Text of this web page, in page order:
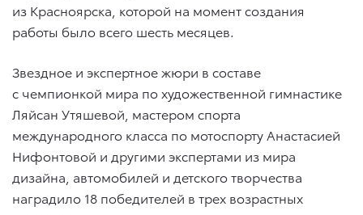
из Красноярска, которой на момент создания
работы было всего шесть месяцев.
Звездное и экспертное жюри в составе
с чемпионкой мира по художественной гимнастике
Ляйсан Утяшевой, мастером спорта
международного класса по мотоспорту Анастасией
Нифонтовой и другими экспертами из мира
дизайна, автомобилей и детского творчества
наградило 18 победителей в трех возрастных